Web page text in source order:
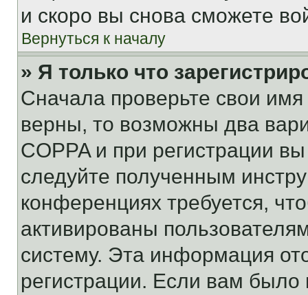
и скоро вы снова сможете
Вернуться к началу
» Я только что
Сначала проверьте свои
верны, то возможны два
COPPA и при регистрации
следуйте полученным
конференциях требуется,
активированы
систему. Эта информация
регистрации. Если вам